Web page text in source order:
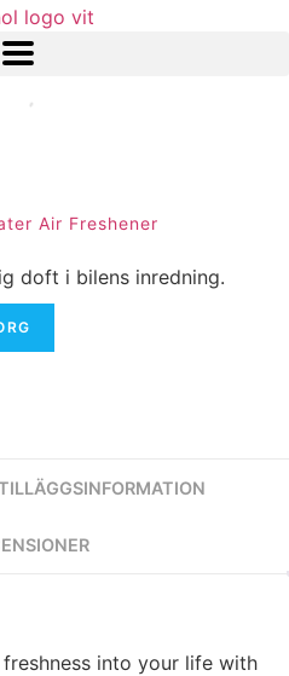
Air Freshener
doft i bilens inredning.
into your life with